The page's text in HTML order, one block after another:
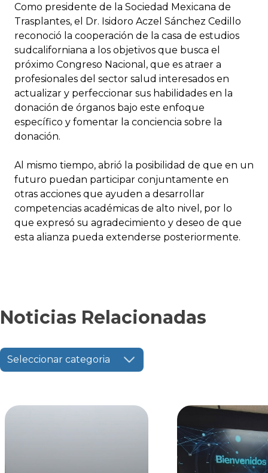
Como presidente de la Sociedad Mexicana de
Trasplantes, el Dr. Isidoro Aczel Sánchez Cedillo
reconoció la cooperación de la casa de estudios
sudcaliforniana a los objetivos que busca el
próximo Congreso Nacional, que es atraer a
profesionales del sector salud interesados en
actualizar y perfeccionar sus habilidades en la
donación de órganos bajo este enfoque
específico y fomentar la conciencia sobre la
donación.
Al mismo tiempo, abrió la posibilidad de que en un
futuro puedan participar conjuntamente en
otras acciones que ayuden a desarrollar
competencias académicas de alto nivel, por lo
que expresó su agradecimiento y deseo de que
esta alianza pueda extenderse posteriormente.
Noticias Relacionadas
Seleccionar categoria